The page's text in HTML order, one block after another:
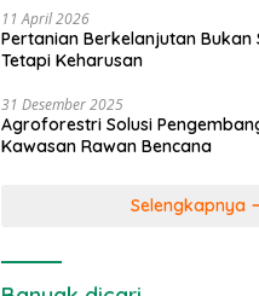
11 April 2026
Pertanian Berkelanjutan Bukan
Tetapi Keharusan
31 Desember 2025
Agroforestri Solusi
Kawasan Rawan Bencana
Selengkapnya